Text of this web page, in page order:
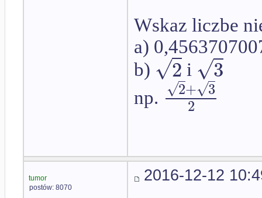
Wskaz liczbe
a)
b)
2
√ i 3
√
np. 2
√ + 3
√
2
tumor
postów: 8070
2016-12-12